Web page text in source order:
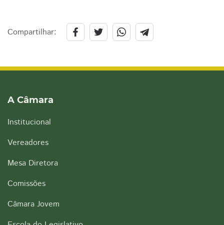
Compartilhar:
A Câmara
Institucional
Vereadores
Mesa Diretora
Comissões
Câmara Jovem